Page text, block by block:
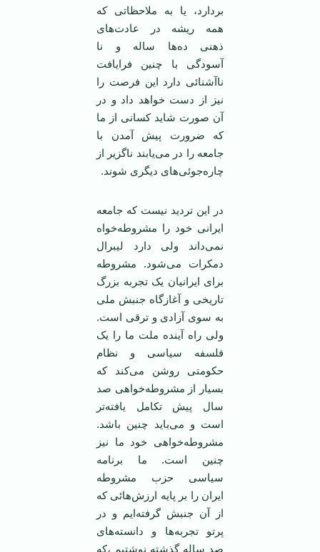
بردارد، یا به ملاحظاتی که
همه ریشه در عادت‌های
ذهنی ده‌ها ساله و نا
آسودگی با چنین فرایافت
ناآشنائی دارد این فرصت را
نیز از دست خواهد داد و در
آن صورت شاید کسانی از ما
که ضرورت پیش آمدن با
جامعه را در می‌یابند ناگزیر از
چاره‌جوئی‌های دیگری شوند.
در این تردید نیست که جامعه
ایرانی خود را مشروطه‌خواه
نمی‌داند ولی دارد لیبرال
دمکرات می‌شود. مشروطه
برای ایرانیان یک تجربه بزرگ
تاریخی و آغازگاه جنبش ملی
به سوی آزادی و ترقی است.
ولی راه آینده ملت ما را یک
فلسفه سیاسی و نظام
حکومتی روشن می‌کند که
بسیار از مشروطه‌خواهی صد
سال پیش تکامل یافته‌تر
است و می‌باید چنین باشد.
مشروطه‌خواهی خود ما نیز
چنین است. ما برنامه
سیاسی حزب مشروطه
ایران را بر پایه ارزش‌هائی که
از آن جنبش گرفته‌ایم و در
پرتو تجربه‌ها و دانسته‌های
صد ساله گذشته نوشتیم ،که